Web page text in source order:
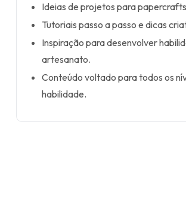
Ideias de projetos para
Tutoriais passo a passo e dicas
Inspiração para desenvolver
artesanato.
Conteúdo voltado para todos os
habilidade.